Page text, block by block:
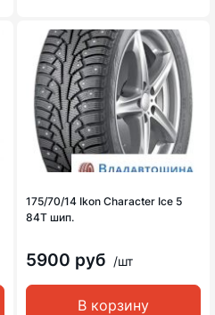
175/70/14 Ikon Character Ice 5
84T шип.
5900 руб /шт
В корзину